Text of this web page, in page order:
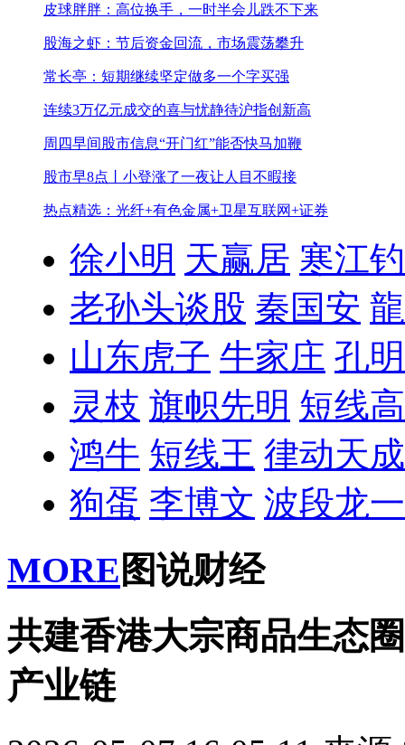
皮球胖胖：高位换手，一时半会儿跌不下来
股海之虾：节后资金回流，市场震荡攀升
常长亭：短期继续坚定做多一个字买强
连续3万亿元成交的喜与忧静待沪指创新高
周四早间股市信息“开门红”能否快马加鞭
股市早8点丨小登涨了一夜让人目不暇接
热点精选：光纤+有色金属+卫星互联网+证券
徐小明 天赢居 寒江
老孙头谈股 秦国安
山东虎子 牛家庄 孔
灵枝 旗帜先明 短线
鸿牛 短线王 律动天成
狗蛋 李博文 波段龙一
MORE 图说财经
共建香港大宗商品生态
产业链